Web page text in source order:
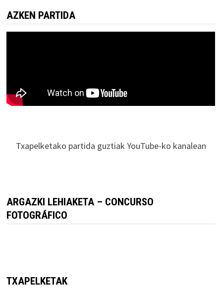
AZKEN PARTIDA
Txapelketako partida guztiak YouTube-ko kanalean
ARGAZKI LEHIAKETA – CONCURSO
FOTOGRÁFICO
TXAPELKETAK